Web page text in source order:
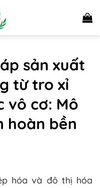
sản xuất
từ tro xỉ
vô cơ: Mô
hoàn bền
hóa và đô thị hóa